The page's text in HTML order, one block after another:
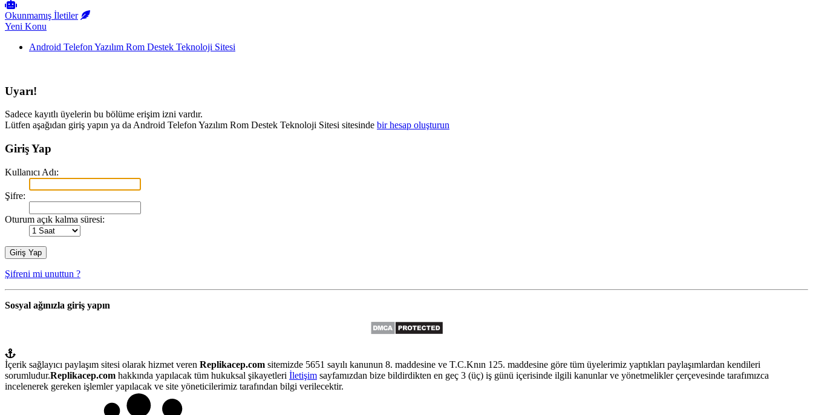
Okunmamış İletiler
Yeni Konu
Android Telefon Yazılım Rom Destek Teknoloji Sitesi
Uyarı!
Sadece kayıtlı üyelerin bu bölüme erişim izni vardır.
Lütfen aşağıdan giriş yapın ya da Android Telefon Yazılım Rom Destek Teknoloji Sitesi sitesinde bir hesap oluşturun
Giriş Yap
Kullanıcı Adı:
Şifre:
Oturum açık kalma süresi:
Şifreni mi unuttun ?
Sosyal ağınızla giriş yapın
İçerik sağlayıcı paylaşım sitesi olarak hizmet veren Replikacep.com sitemizde 5651 sayılı kanunun 8. maddesine ve T.C.Knın 125. maddesine göre tüm üyelerimiz yaptıkları paylaşımlardan kendileri
sorumludur.Replikacep.com hakkında yapılacak tüm hukuksal şikayetleri İletişim sayfamızdan bize bildirdikten en geç 3 (üç) iş günü içerisinde ilgili kanunlar ve yönetmelikler çerçevesinde tarafımızca
incelenerek gereken işlemler yapılacak ve site yöneticilerimiz tarafından bilgi verilecektir.